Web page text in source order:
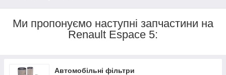
Ми пропонуємо наступні запчастини на
Renault Espace 5:
Автомобільні фільтри